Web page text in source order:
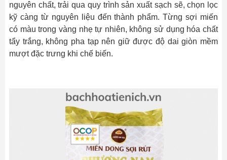
nguyên chất, trải qua quy trình sản xuất sạch sẽ, chọn lọc
kỹ càng từ nguyên liệu đến thành phẩm. Từng sợi miến
có màu trong vàng nhẹ tự nhiên, không sử dụng hóa chất
tẩy trắng, không pha tạp nên giữ được độ dai giòn mềm
mượt đặc trưng khi chế biến.